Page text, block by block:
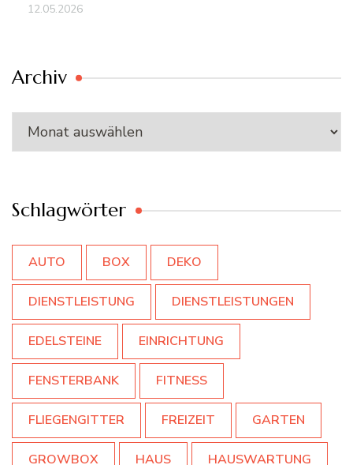
12.05.2026
Archiv
Archiv
Schlagwörter
AUTO BOX DEKO
DIENSTLEISTUNG DIENSTLEISTUNGEN
EDELSTEINE EINRICHTUNG
FENSTERBANK FITNESS
FLIEGENGITTER FREIZEIT GARTEN
GROWBOX HAUS HAUSWARTUNG